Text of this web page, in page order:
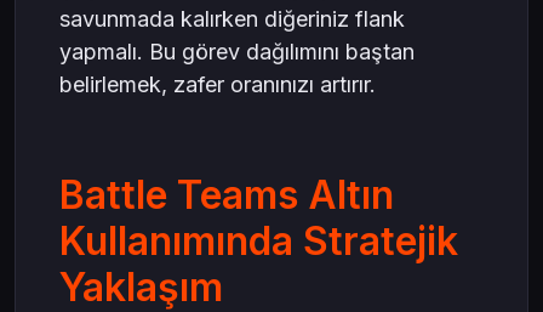
savunmada kalırken diğeriniz flank
yapmalı. Bu görev dağılımını baştan
belirlemek, zafer oranınızı artırır.
Battle Teams Altın
Kullanımında Stratejik
Yaklaşım